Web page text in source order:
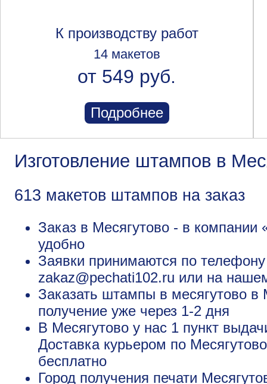
К производству работ
14 макетов
от 549 руб.
Подробнее
Изготовление штампов в
613 макетов штампов на заказ
Заказ в Месягутово - в компании
удобно
Заявки принимаются по
zakaz@pechati102.ru или на
Заказать штампы в месягутово
получение уже через 1-2 дня
В Месягутово у нас 1 пункт
Доставка курьером по
бесплатно
Город получения печати